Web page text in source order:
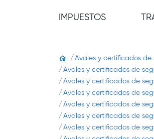
IMPUESTOS
Avales y certificados de
Avales y certificados de
Avales y certificados de
Avales y certificados de
Avales y certificados de
Avales y certificados de
Avales y certificados de